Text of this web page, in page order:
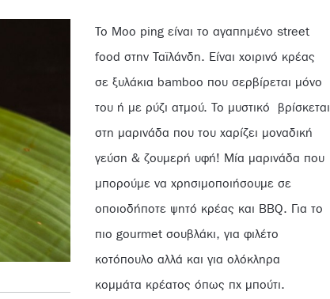
Το Moo ping είναι το αγαπημένο street
food στην Ταϊλάνδη. Είναι χοιρινό κρέας
σε ξυλάκια bamboo που σερβίρεται μόνο
του ή με ρύζι ατμού. Το μυστικό
βρίσκεται
στη μαρινάδα που του χαρίζει μοναδική
γεύση & ζουμερή υφή! Μία μαρινάδα που
μπορούμε να χρησιμοποιήσουμε σε
οποιοδήποτε ψητό κρέας και BBQ. Για το
πιο gourmet σουβλάκι, για φιλέτο
κοτόπουλο αλλά και για ολόκληρα
κομμάτα κρέατος όπως πχ μπούτι.